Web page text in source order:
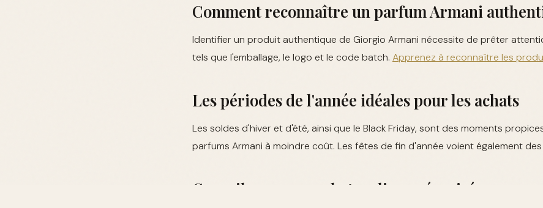
Comment reconnaître un parfum Armani
Identifier un produit authentique de Giorgio Armani nécessite de prêter
tels que l'emballage, le logo et le code batch. Apprenez à reconnaître les
Les périodes de l'année idéales pour les achats
Les soldes d'hiver et d'été, ainsi que le Black Friday, sont des moments
parfums Armani à moindre coût. Les fêtes de fin d'année voient également
Conseils pour un achat en ligne sécurisé